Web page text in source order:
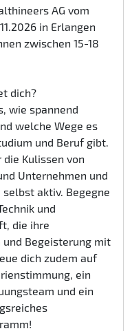
AG vom
in Erlangen
zwischen 15-18
dich?
wie spannend
welche Wege es
und Beruf gibt.
die Kulissen von
Unternehmen und
aktiv. Begegne
und
die ihre
und Begeisterung mit
dich zudem auf
ein
und ein